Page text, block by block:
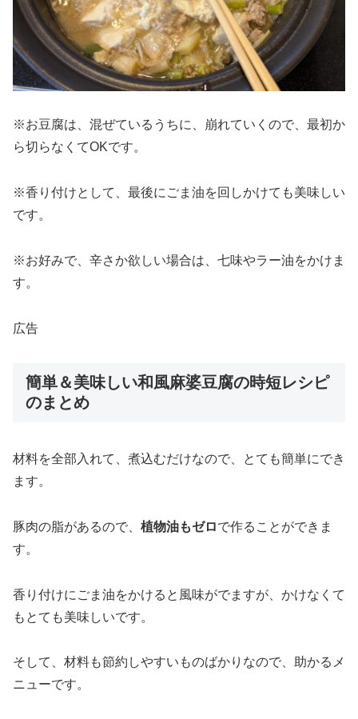
※お豆腐は、混ぜているうちに、崩れていくので、最初か
ら切らなくてOKです。
※香り付けとして、最後にごま油を回しかけても美味しい
です。
※お好みで、辛さか欲しい場合は、七味やラー油をかけま
す。
広告
簡単＆美味しい和風麻婆豆腐の時短レシピ
のまとめ
材料を全部入れて、煮込むだけなので、とても簡単にでき
ます。
豚肉の脂があるので、 植物油もゼロで作ることができま
す。
香り付けにごま油をかけると風味がでますが、かけなくて
もとても美味しいです。
そして、材料も節約しやすいものばかりなので、助かるメ
ニューです。